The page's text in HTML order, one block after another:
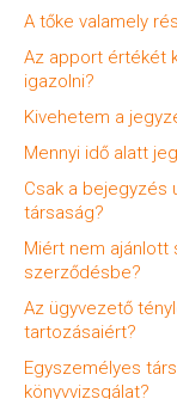
A tőke valamely
Az apport értékét
igazolni?
Kivehetem a
Mennyi idő alatt
Csak a bejegyzés
társaság?
Miért nem ajánlott
szerződésbe?
Az ügyvezető
tartozásaiért?
Egyszemélyes
könyvvizsgálat?